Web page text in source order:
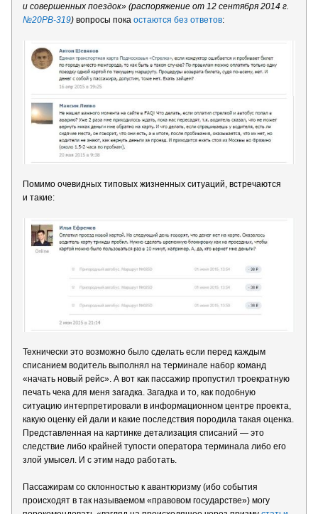
и совершенных поездок» (распоряжение от 12 сентября 2014 г.
№20РВ-319) вопросы пока остаются без ответов:
Помимо очевидных типовых жизненных ситуаций, встречаются
и такие:
Технически это возможно было сделать если перед каждым
списанием водитель выполнял на терминале набор команд
«начать новый рейс». А вот как пассажир пропустил троекратную
печать чека для меня загадка. Загадка и то, как подобную
ситуацию интерпретировали в информационном центре проекта,
какую оценку ей дали и какие последствия породила такая оценка.
Представленная на картинке детализация списаний — это
следствие либо крайней тупости оператора терминала либо его
злой умысел. И с этим надо работать.
Пассажирам со склонностью к авантюризму (ибо события
происходят в так называемом «правовом государстве») могу